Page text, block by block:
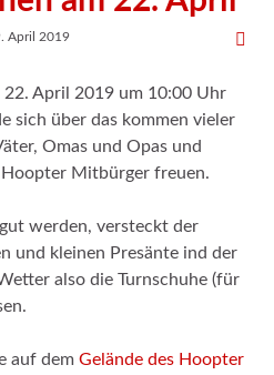
April 2019
22. April 2019 um 10:00 Uhr
sich über das kommen vieler
Omas und Opas und
Mitbürger freuen.
werden, versteckt der
und kleinen Presänte ind der
also die Turnschuhe (für
auf dem Gelände des Hoopter